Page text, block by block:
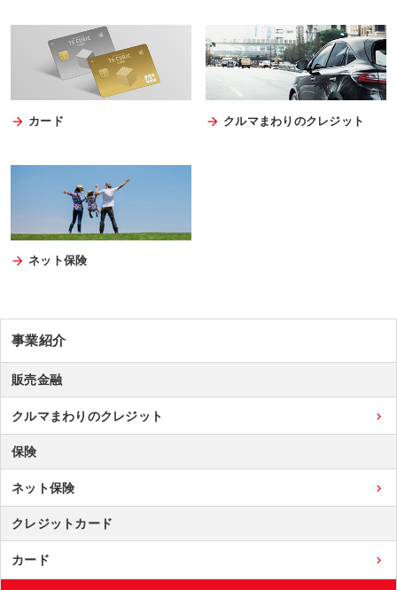
カード クルマまわりのクレジット
ネット保険
事業紹介
販売金融
クルマまわりのクレジット
保険
ネット保険
クレジットカード
カード